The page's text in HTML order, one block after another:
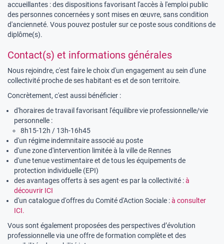
accueillantes : des dispositions favorisant l'accès à l'emploi public
des personnes concernées y sont mises en œuvre, sans condition
d'ancienneté. Vous pouvez postuler sur ce poste sous conditions de
diplôme(s).
Contact(s) et informations générales
Nous rejoindre, c'est faire le choix d'un engagement au sein d'une
collectivité proche de ses habitant·es et de son territoire.
Concrètement, c'est aussi bénéficier :
d'horaires de travail favorisant l'équilibre vie professionnelle/vie
personnelle :
8h15-12h / 13h-16h45
d'un régime indemnitaire associé au poste
d'une zone d'intervention limitée à la ville de Rennes
d'une tenue vestimentaire et de tous les équipements de
protection individuelle (EPI)
des avantages offerts à ses agent·es par la collectivité :à
découvrir ICI
d'un catalogue d'offres du Comité d'Action Sociale :à consulter
ICI.
Vous sont également proposées des perspectives d’évolution
professionnelle via une offre de formation complète et des